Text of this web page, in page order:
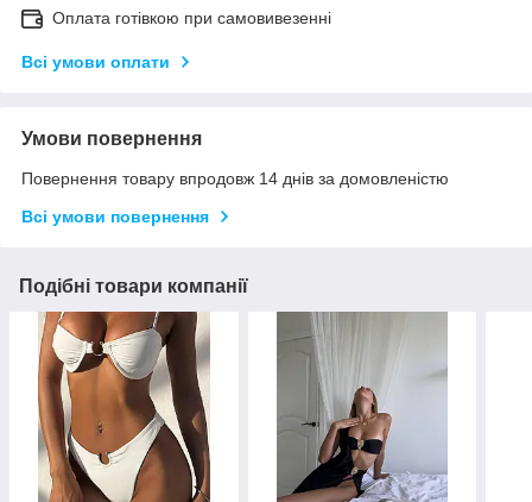
Оплата готівкою при самовивезенні
Всі умови оплати
Умови повернення
Повернення товару впродовж 14 днів за домовленістю
Всі умови повернення
Подібні товари компанії